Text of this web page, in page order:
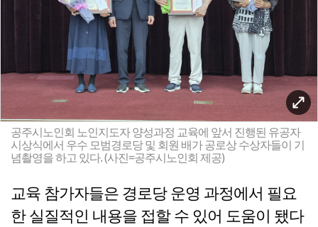
공주시노인회 노인지도자 양성과정 교육에 앞서 진행된 유공자
시상식에서 우수 모범경로당 및 회원 배가 공로상 수상자들이 기
념촬영을 하고 있다. (사진=공주시노인회 제공)
교육 참가자들은 경로당 운영 과정에서 필요
한 실질적인 내용을 접할 수 있어 도움이 됐다